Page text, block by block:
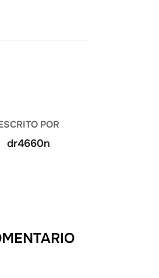
POR
dr4660n